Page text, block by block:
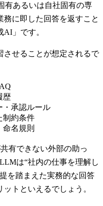
有あるいは自社固有の専
務に即した回答を返すこと
」です。
させることが想定されるで
歴
・承認ルール
制約条件
名規則
有できない外部の助っ
は“社内の仕事を理解し
を踏まえた実務的な回答
トといえるでしょう。